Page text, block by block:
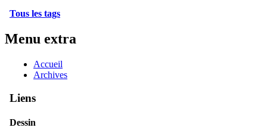
Tous les tags
Menu extra
Accueil
Archives
Liens
Dessin